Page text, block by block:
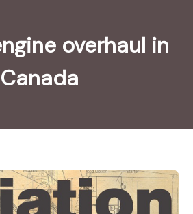
overhaul in
Canada